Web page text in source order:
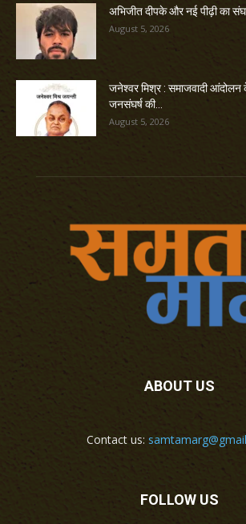
अभिजीत दीपके और नई पीढ़ी का
August 5, 2026
जनेश्वर मिश्र : समाजवादी आंदोलन
जनसंघर्ष की...
August 5, 2026
ABOUT US
Contact us:
FOLLOW US